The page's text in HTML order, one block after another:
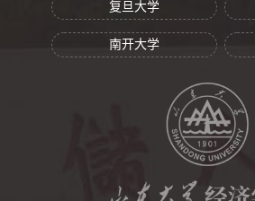
复旦大学
南开大学